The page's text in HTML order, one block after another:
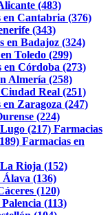
(483)
en Cantabria (376)
(343)
en Badajoz (324)
Toledo (299)
en Córdoba (273)
Almería (258)
Real (251)
en Zaragoza (247)
(224)
(217) Farmacias
Farmacias en
Rioja (152)
Álava (136)
(120)
(113)